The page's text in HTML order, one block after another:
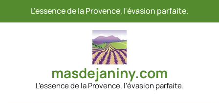
L'essence de la Provence, l'évasion parfaite.
masdejaniny.com
L'essence de la Provence, l'évasion parfaite.